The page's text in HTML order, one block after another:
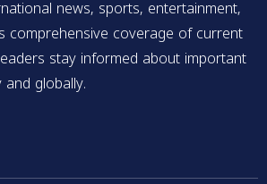
news, sports, entertainment,
comprehensive coverage of current
stay informed about important
and globally.